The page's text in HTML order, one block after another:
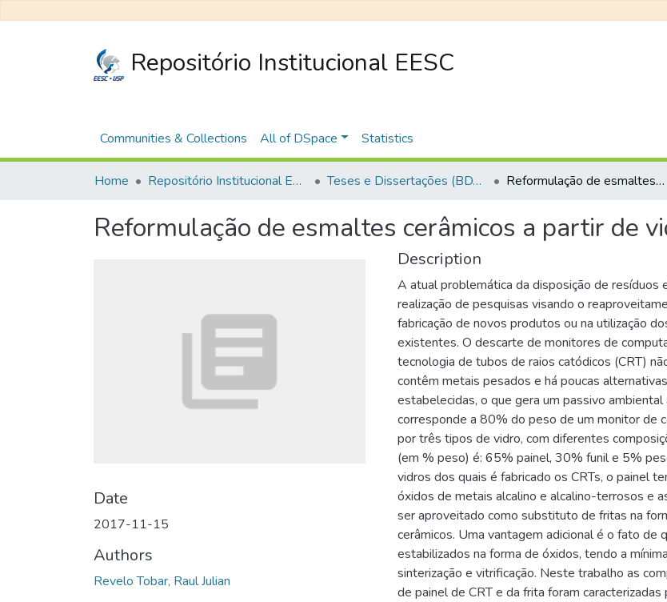
Repositório Institucional EESC
Communities & Collections All of DSpace Statistics
Home Repositório Institucional EESC Teses e Dissertações (BDTD USP) Reformulação de esmaltes cerâmicos a partir de vidros de CRT
Reformulação de esmaltes cerâmicos a partir de
Date
2017-11-15
Authors
Revelo Tobar, Raul Julian
Description
A atual problemática da disposição de resíduos
realização de pesquisas visando o
fabricação de novos produtos ou na utilização
existentes. O descarte de monitores de
tecnologia de tubos de raios catódicos (CRT)
contêm metais pesados e há poucas
estabelecidas, o que gera um passivo ambiental
corresponde a 80% do peso de um monitor de
por três tipos de vidro, com diferentes
(em % peso) é: 65% painel, 30% funil e 5%
vidros dos quais é fabricado os CRTs, o painel
óxidos de metais alcalino e alcalino-terrosos e
ser aproveitado como substituto de fritas na
cerâmicos. Uma vantagem adicional é o fato de
estabilizados na forma de óxidos, tendo a
sinterização e vitrificação. Neste trabalho as
de painel de CRT e da frita foram